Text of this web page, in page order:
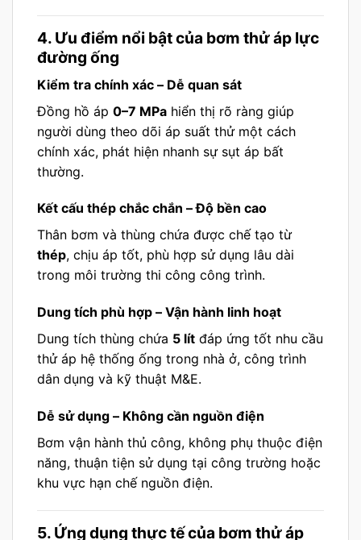
4. Ưu điểm nổi bật của bơm thử áp lực
đường ống
Kiểm tra chính xác – Dễ quan sát
Đồng hồ áp 0–7 MPa hiển thị rõ ràng giúp
người dùng theo dõi áp suất thử một cách
chính xác, phát hiện nhanh sự sụt áp bất
thường.
Kết cấu thép chắc chắn – Độ bền cao
Thân bơm và thùng chứa được chế tạo từ
thép, chịu áp tốt, phù hợp sử dụng lâu dài
trong môi trường thi công công trình.
Dung tích phù hợp – Vận hành linh hoạt
Dung tích thùng chứa 5 lít đáp ứng tốt nhu cầu
thử áp hệ thống ống trong nhà ở, công trình
dân dụng và kỹ thuật M&E.
Dễ sử dụng – Không cần nguồn điện
Bơm vận hành thủ công, không phụ thuộc điện
năng, thuận tiện sử dụng tại công trường hoặc
khu vực hạn chế nguồn điện.
5. Ứng dụng thực tế của bơm thử áp